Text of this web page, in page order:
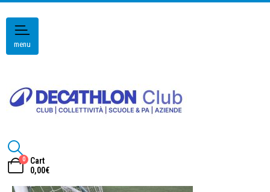
menu
0
Cart
0,00€